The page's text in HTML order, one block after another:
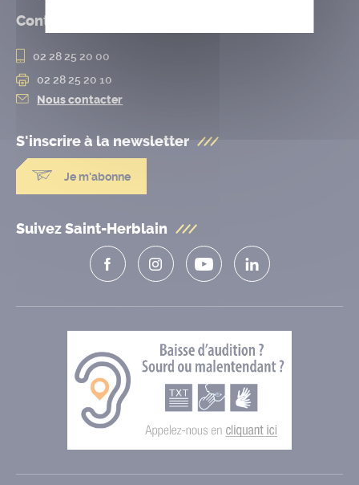
Contact
02 28 25 20 00
02 28 25 20 10
Nous contacter
S'inscrire à la newsletter
Je m'abonne
Suivez Saint-Herblain